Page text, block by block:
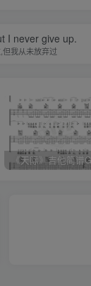
I never give up.
但我从未放弃过